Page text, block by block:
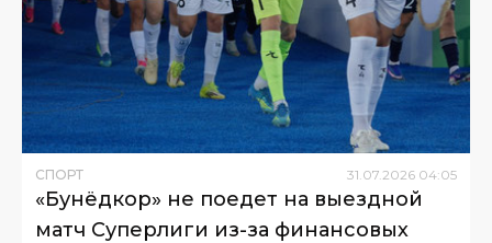
СПОРТ 31 07 2026 04:05
«Бунёдкор» не поедет на выездной
матч Суперлиги из-за финансовых